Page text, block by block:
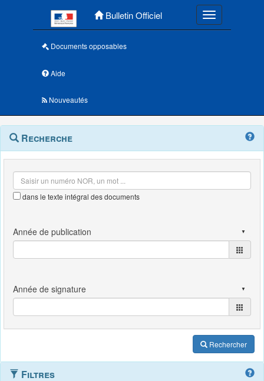
Bulletin Officiel Toggle
Documents opposables
Aide
Nouveautés
Navigation
outils
Menu
contextuel
Recherche
dans le texte intégral des documents
Rechercher
Filtres